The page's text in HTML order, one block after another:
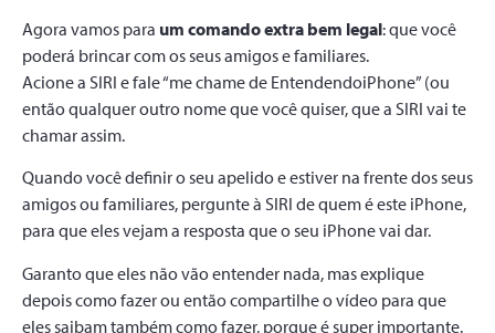
Agora vamos para um comando extra bem legal: que você
poderá brincar com os seus amigos e familiares.
Acione a SIRI e fale “me chame de EntendendoiPhone” (ou
então qualquer outro nome que você quiser, que a SIRI vai te
chamar assim.
Quando você definir o seu apelido e estiver na frente dos seus
amigos ou familiares, pergunte à SIRI de quem é este iPhone,
para que eles vejam a resposta que o seu iPhone vai dar.
Garanto que eles não vão entender nada, mas explique
depois como fazer ou então compartilhe o vídeo para que
eles saibam também como fazer, porque é super importante.